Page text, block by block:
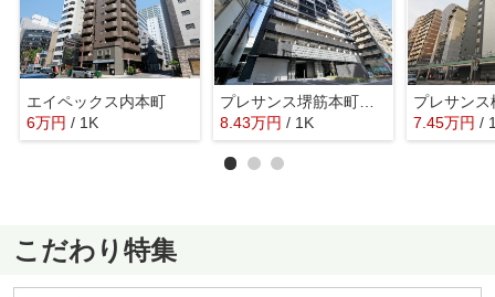
エイペックス内本町
6万円 / 1K
プレサンス堺筋本町センティス
8.43万円 / 1K 7.45万円 /
こだわり特集